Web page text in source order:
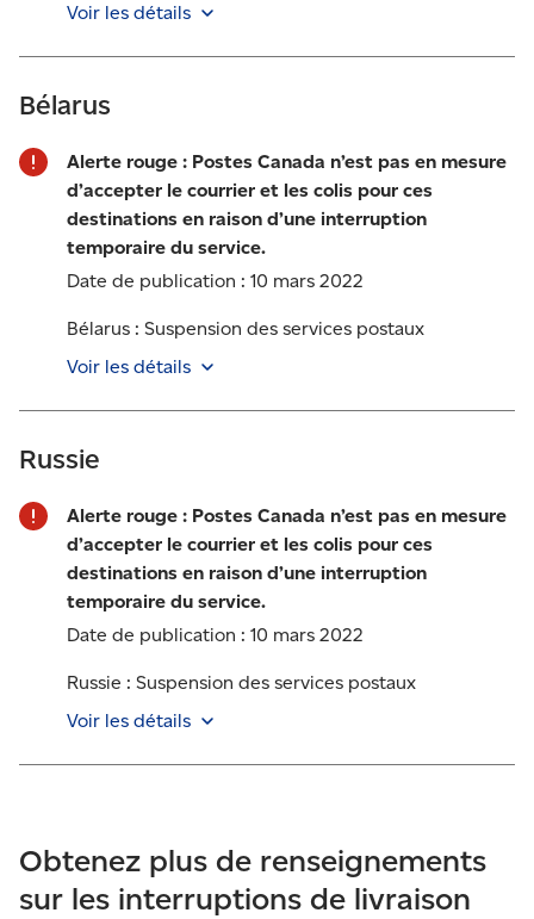
TURQUIE, TUVALU, UKRAINE, URUGUAY, VANUATU,
VIETNAM, WALLIS ET FUTUNA**, ZAMBIE**,
** Indique qu’un service partiel est offert.
Voir les détails
Les services postaux à destination du Soudan ont
disponible.
Bélarus
Alerte rouge : Postes Canada n’est pas en mesure
d’accepter le courrier et les colis pour ces
destinations en raison d’une interruption
temporaire du service.
Date de publication : 10 mars 2022
Bélarus : Suspension des services postaux
Voir les détails
Les services postaux à destination la Bélarus ont été
disponible.
Russie
Alerte rouge : Postes Canada n’est pas en mesure
d’accepter le courrier et les colis pour ces
destinations en raison d’une interruption
temporaire du service.
Date de publication : 10 mars 2022
Russie : Suspension des services postaux
Voir les détails
Les services postaux à destination la Russie ont été
Obtenez plus de renseignements
sur les interruptions de livraison